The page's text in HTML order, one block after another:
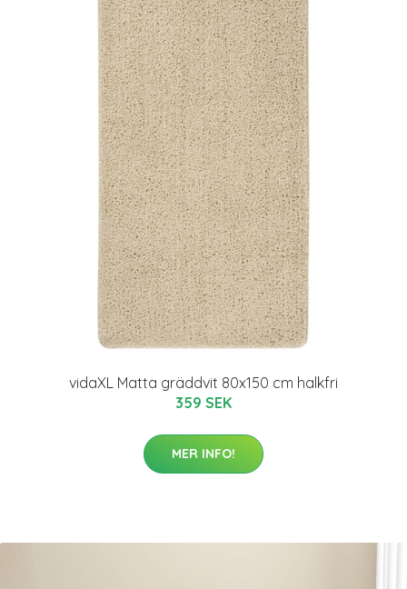
vidaXL Matta gräddvit 80x150 cm halkfri
359 SEK
MER INFO!